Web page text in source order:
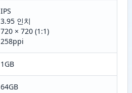
IPS
3.95 인치
720 × 720 (1:1)
258ppi
1GB
64GB